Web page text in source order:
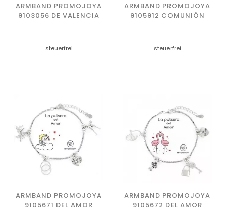
ARMBAND PROMOJOYA
9103056 DE VALENCIA
steuerfrei
ARMBAND PROMOJOYA
9105912 COMUNIÓN
steuerfrei
ARMBAND PROMOJOYA
9105671 DEL AMOR
ARMBAND PROMOJOYA
9105672 DEL AMOR